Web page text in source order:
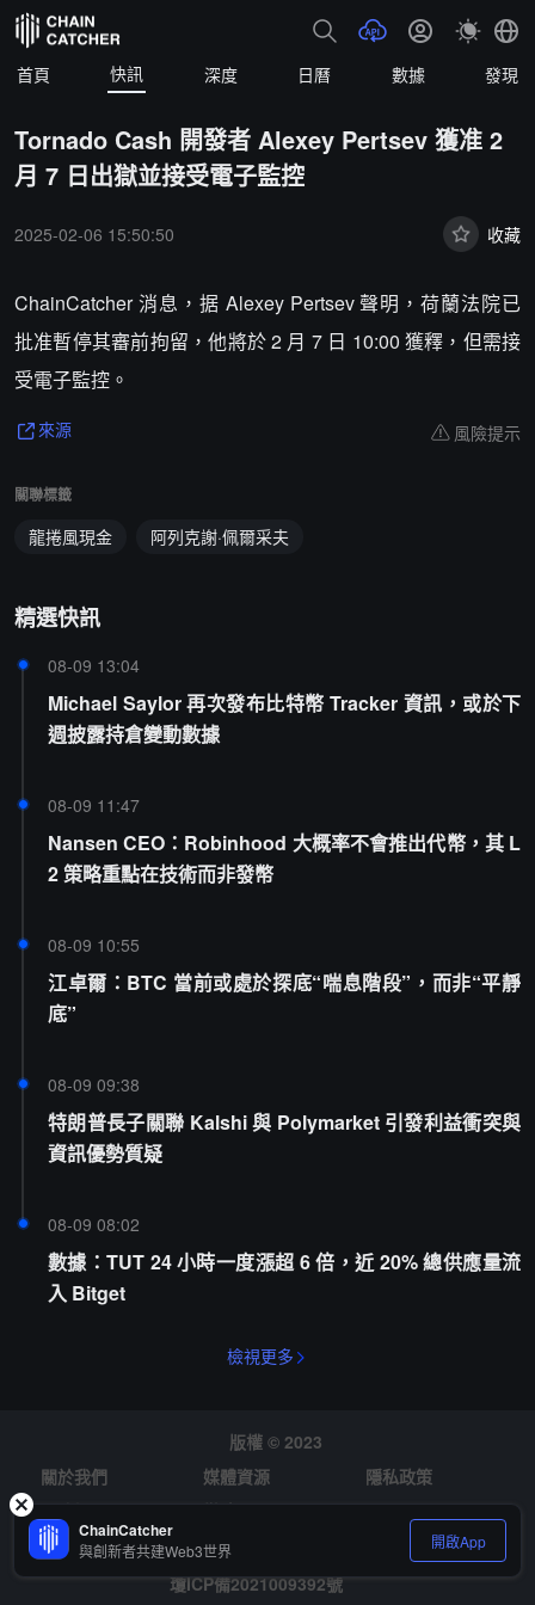
首頁 快訊 深度 日曆 數據 發現
Tornado Cash 開發者 Alexey Pertsev 獲准 2
月 7 日出獄並接受電子監控
2025-02-06 15:50:50 收藏
ChainCatcher 消息，据 Alexey Pertsev 聲明，荷蘭法院已
批准暫停其審前拘留，他將於 2 月 7 日 10:00 獲釋，但需接
受電子監控。
來源 風險提示
關聯標籤
龍捲風現金 阿列克謝·佩爾采夫
精選快訊
08-09 13:04
Michael Saylor 再次發布比特幣 Tracker 資訊，或於下
週披露持倉變動數據
08-09 11:47
Nansen CEO：Robinhood 大概率不會推出代幣，其 L
2 策略重點在技術而非發幣
08-09 10:55
江卓爾：BTC 當前或處於探底“喘息階段”，而非“平靜
底”
08-09 09:38
特朗普長子關聯 Kalshi 與 Polymarket 引發利益衝突與
資訊優勢質疑
08-09 08:02
數據：TUT 24 小時一度漲超 6 倍，近 20% 總供應量流
入 Bitget
檢視更多
版權 © 2023
關於我們
媒體資源
隱私政策
風險提示
徵才
瓊ICP備2021009392號
ChainCatcher
與創新者共建Web3世界 開啟App